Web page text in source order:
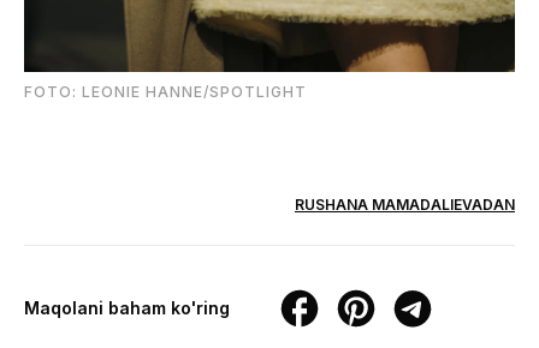
FOTO: LEONIE HANNE/SPOTLIGHT
RUSHANA MAMADALIEVADAN
Maqolani baham ko'ring